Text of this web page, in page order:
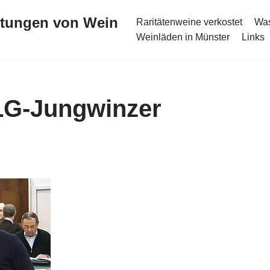
von Wein Raritätenweine verkostet
Weinläden in Münster
Links
Jungwinzer